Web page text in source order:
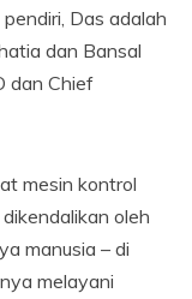
Das adalah
dan Bansal
dan Chief
mesin kontrol
oleh
manusia – di
melayani